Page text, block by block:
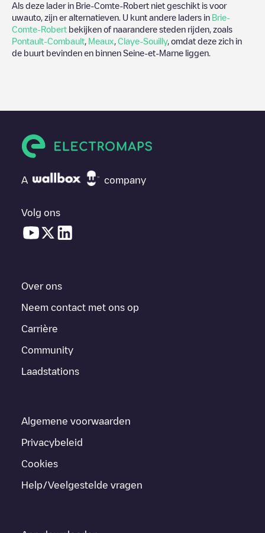
Als deze lader in Brie-Comte-Robert niet geschikt is voor
uwauto, zijn er alternatieven. U kunt andere laders in Brie-
Comte-Robert bekijken of naarandere steden rijden, zoals
Pontault-Combault Meaux Claye-Souilly, omdat deze zich in
de buurt bevinden en binnen Seine-et-Marne liggen.
A company
Volg ons
Over ons
Neem contact met ons op
Carrière
Community
Laadstations
Algemene voorwaarden
Privacybeleid
Cookies
Help/Veelgestelde vragen